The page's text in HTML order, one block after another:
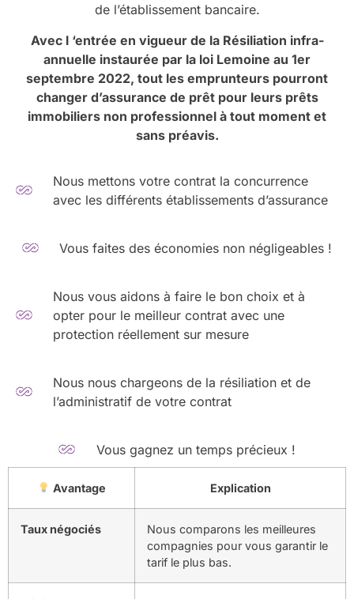
de l’établissement bancaire.
Avec l ‘entrée en vigueur de la Résiliation infra-
annuelle instaurée par la loi Lemoine au 1er
septembre 2022, tout les emprunteurs pourront
changer d’assurance de prêt pour leurs prêts
immobiliers non professionnel à tout moment et
sans préavis.
Nous mettons votre contrat la concurrence
avec les différents établissements d’assurance
Vous faites des économies non négligeables !
Nous vous aidons à faire le bon choix et à
opter pour le meilleur contrat avec une
protection réellement sur mesure
Nous nous chargeons de la résiliation et de
l’administratif de votre contrat
Vous gagnez un temps précieux !
Avantage Explication
Taux négociés
Nous comparons les meilleures
compagnies pour vous garantir le
tarif le plus bas.